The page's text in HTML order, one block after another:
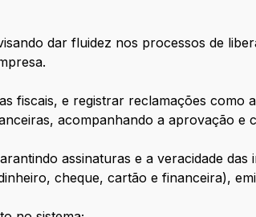
dar fluidez nos processos de
fiscais, e registrar reclamações como
acompanhando a aprovação e
assinaturas e a veracidade das
cheque, cartão e financeira),